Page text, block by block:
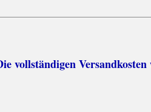
vollständigen Versandkosten